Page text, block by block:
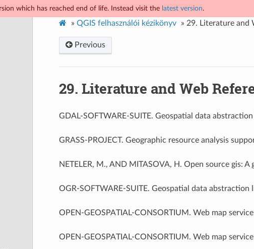
which has reached end of life. Instead visit the latest version.
» QGIS felhasználói kézikönyv » 29. Literature and
Previous
29. Literature and Web
GDAL-SOFTWARE-SUITE. Geospatial data
GRASS-PROJECT. Geographic resource analysis
NETELER, M., AND MITASOVA, H. Open source gis: A
OGR-SOFTWARE-SUITE. Geospatial data abstraction
OPEN-GEOSPATIAL-CONSORTIUM. Web map
OPEN-GEOSPATIAL-CONSORTIUM. Web map